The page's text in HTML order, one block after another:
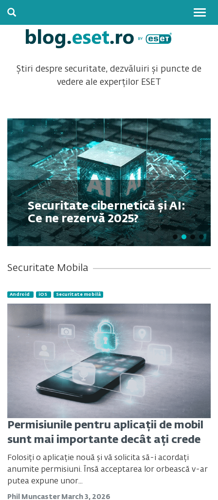
Știri despre securitate, dezvăluiri și puncte de
vedere ale experților ESET
Securitate cibernetică și AI:
Ce ne rezervă 2025?
Securitate Mobila
Android iOS Securitate mobilă
Permisiunile pentru aplicații de mobil
sunt mai importante decât ați crede
Folosiți o aplicație nouă și vă solicita să-i acordați
anumite permisiuni. Însă acceptarea lor orbească v-ar
putea expune unor...
Phil Muncaster March 3, 2026